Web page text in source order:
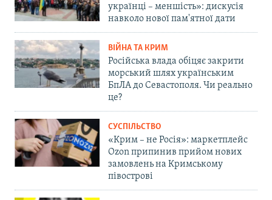
українці – меншість»: дискусія
навколо нової пам'ятної дати
ВІЙНА ТА КРИМ
Російська влада обіцяє закрити
морський шлях українським
БпЛА до Севастополя. Чи реально
це?
СУСПІЛЬСТВО
«Крим – не Росія»: маркетплейс
Ozon припинив прийом нових
замовлень на Кримському
півострові